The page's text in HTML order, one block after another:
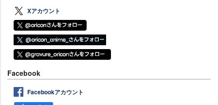
Xアカウント
Facebook
Facebookアカウント